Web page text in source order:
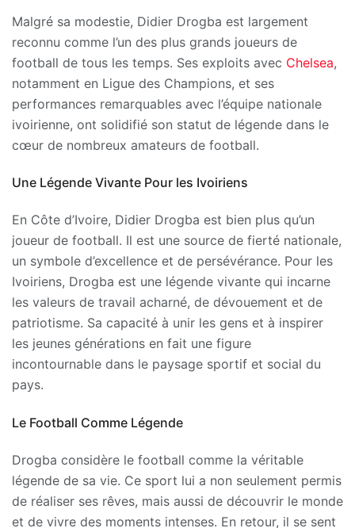
Malgré sa modestie, Didier Drogba est largement
reconnu comme l’un des plus grands joueurs de
football de tous les temps. Ses exploits avec Chelsea,
notamment en Ligue des Champions, et ses
performances remarquables avec l’équipe nationale
ivoirienne, ont solidifié son statut de légende dans le
cœur de nombreux amateurs de football.
Une Légende Vivante Pour les Ivoiriens
En Côte d’Ivoire, Didier Drogba est bien plus qu’un
joueur de football. Il est une source de fierté nationale,
un symbole d’excellence et de persévérance. Pour les
Ivoiriens, Drogba est une légende vivante qui incarne
les valeurs de travail acharné, de dévouement et de
patriotisme. Sa capacité à unir les gens et à inspirer
les jeunes générations en fait une figure
incontournable dans le paysage sportif et social du
pays.
Le Football Comme Légende
Drogba considère le football comme la véritable
légende de sa vie. Ce sport lui a non seulement permis
de réaliser ses rêves, mais aussi de découvrir le monde
et de vivre des moments intenses. En retour, il se sent